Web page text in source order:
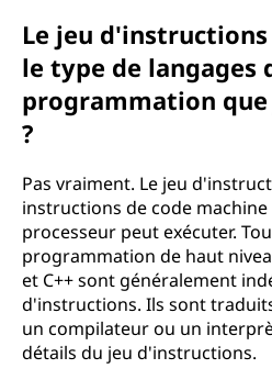
Le jeu
le type de langages
programmation
?
Pas vraiment. Le jeu
instructions de code
processeur peut exécuter.
programmation de haut
et C++ sont généralement
d'instructions. Ils sont
un compilateur ou un
détails du jeu d'instructions.